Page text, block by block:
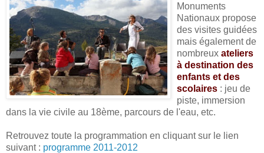
Monuments
Nationaux propose
des visites guidées
mais également de
nombreux ateliers
à destination des
enfants et des
scolaires : jeu de
piste, immersion
dans la vie civile au 18ème, parcours de l'eau, etc.
Retrouvez toute la programmation en cliquant sur le lien
suivant : programme 2011-2012